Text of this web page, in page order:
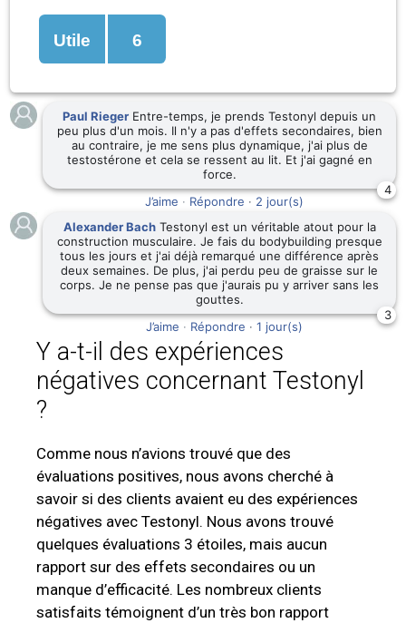
Utile 6
Paul Rieger Entre-temps, je prends Testonyl depuis un
peu plus d'un mois. Il n'y a pas d'effets secondaires, bien
au contraire, je me sens plus dynamique, j'ai plus de
testostérone et cela se ressent au lit. Et j'ai gagné en
force.
4
J’aime · Répondre · 2 jour(s)
Alexander BachTestonyl est un véritable atout pour la
construction musculaire. Je fais du bodybuilding presque
tous les jours et j'ai déjà remarqué une différence après
deux semaines. De plus, j'ai perdu peu de graisse sur le
corps. Je ne pense pas que j'aurais pu y arriver sans les
gouttes.
3
J’aime · Répondre · 1 jour(s)
Y a-t-il des expériences
négatives concernant Testonyl
?
Comme nous n’avions trouvé que des
évaluations positives, nous avons cherché à
savoir si des clients avaient eu des expériences
négatives avec Testonyl. Nous avons trouvé
quelques évaluations 3 étoiles, mais aucun
rapport sur des effets secondaires ou un
manque d’efficacité. Les nombreux clients
satisfaits témoignent d’un très bon rapport